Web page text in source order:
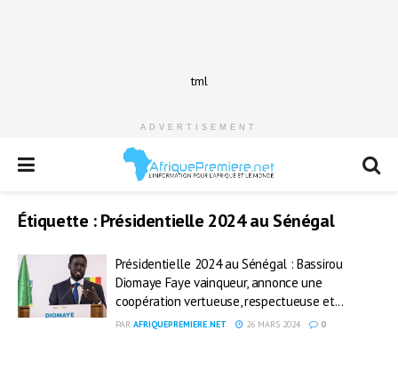
tml
ADVERTISEMENT
Étiquette :Présidentielle 2024 au Sénégal
Présidentielle 2024 au Sénégal : Bassirou
Diomaye Faye vainqueur, annonce une
coopération vertueuse, respectueuse et...
PAR AFRIQUEPREMIERE.NET 26 MARS 2024 0